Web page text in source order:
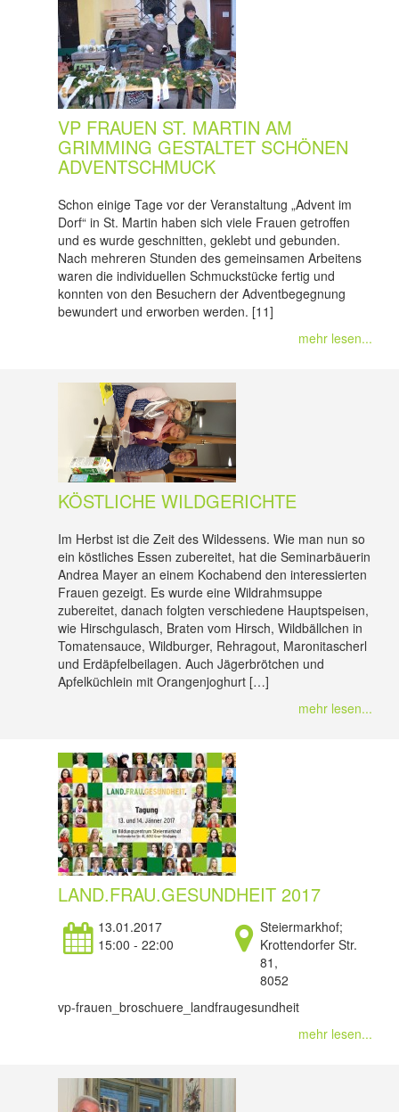
VP FRAUEN ST. MARTIN AM
GRIMMING GESTALTET SCHÖNEN
ADVENTSCHMUCK
Schon einige Tage vor der Veranstaltung „Advent im
Dorf“ in St. Martin haben sich viele Frauen getroffen
und es wurde geschnitten, geklebt und gebunden.
Nach mehreren Stunden des gemeinsamen Arbeitens
waren die individuellen Schmuckstücke fertig und
konnten von den Besuchern der Adventbegegnung
bewundert und erworben werden. [11]
mehr lesen...
KÖSTLICHE WILDGERICHTE
Im Herbst ist die Zeit des Wildessens. Wie man nun so
ein köstliches Essen zubereitet, hat die Seminarbäuerin
Andrea Mayer an einem Kochabend den interessierten
Frauen gezeigt. Es wurde eine Wildrahmsuppe
zubereitet, danach folgten verschiedene Hauptspeisen,
wie Hirschgulasch, Braten vom Hirsch, Wildbällchen in
Tomatensauce, Wildburger, Rehragout, Maronitascherl
und Erdäpfelbeilagen. Auch Jägerbrötchen und
Apfelküchlein mit Orangenjoghurt […]
mehr lesen...
LAND.FRAU.GESUNDHEIT 2017
13.01.2017
15:00 - 22:00
Steiermarkhof;
Krottendorfer Str.
81,
8052
vp-frauen_broschuere_landfraugesundheit
mehr lesen...